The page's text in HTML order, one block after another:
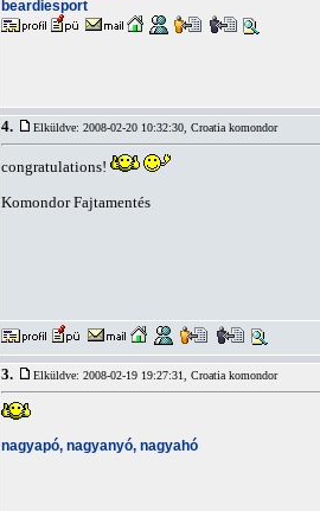
beardiesport
4. Elküldve: 2008-02-20 10:32:30, Croatia komondor
congratulations!
Komondor Fajtamentés
3. Elküldve: 2008-02-19 19:27:31, Croatia komondor
nagyapó, nagyanyó, nagyahó